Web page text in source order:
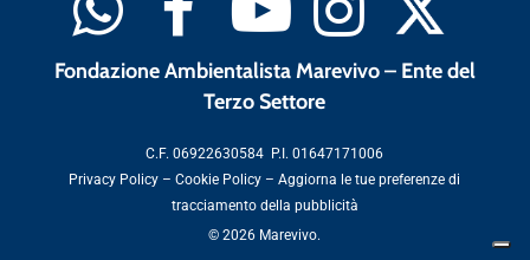
Fondazione Ambientalista Marevivo – Ente del
Terzo Settore
C.F. 06922630584 P.I. 01647171006
Privacy Policy –Cookie Policy –Aggiorna le tue preferenze di
tracciamento della pubblicità
© 2026 Marevivo.